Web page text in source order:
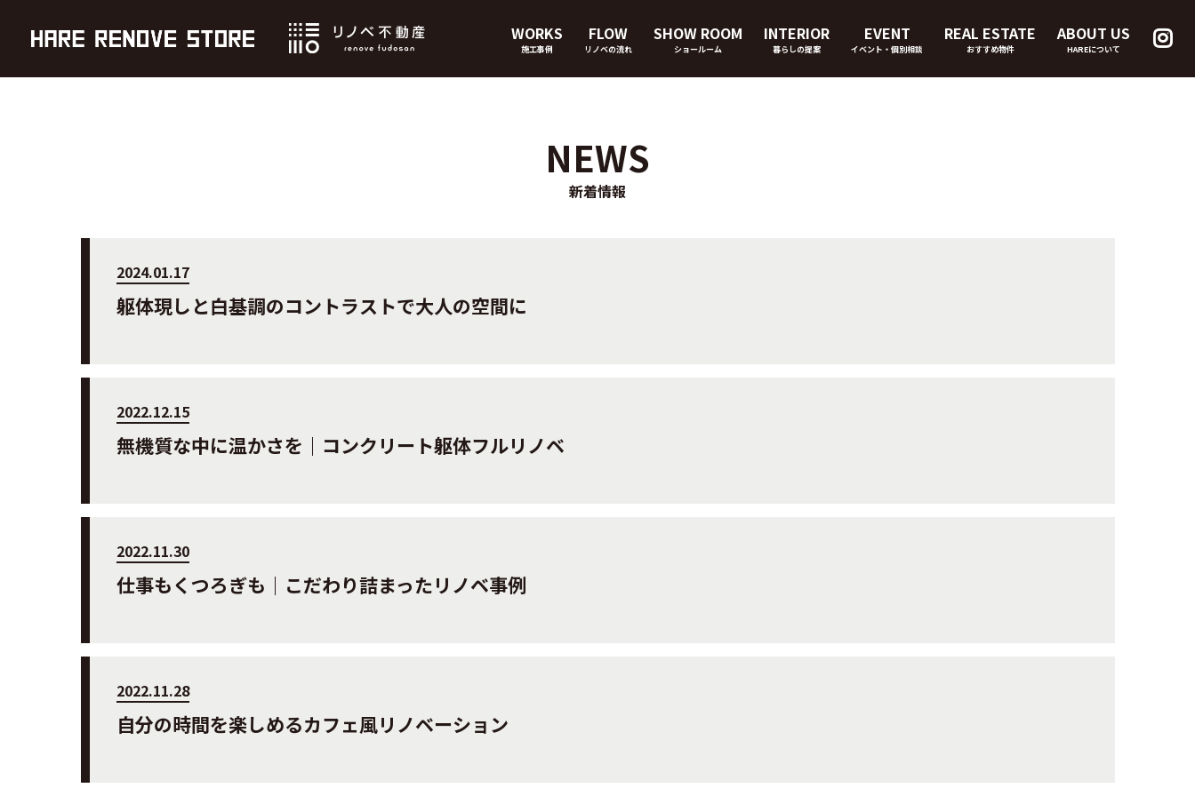
WORKS
施工事例
FLOW
リノベの流れ
SHOW ROOM
ショールーム
INTERIOR
暮らしの提案
EVENT
イベント・個別相談
REAL ESTATE
おすすめ物件
ABOUT US
HAREについて
NEWS
新着情報
2024.01.17
躯体現しと白基調のコントラストで大人の空間に
2022.12.15
無機質な中に温かさを｜コンクリート躯体フルリノベ
2022.11.30
仕事もくつろぎも｜こだわり詰まったリノベ事例
2022.11.28
自分の時間を楽しめるカフェ風リノベーション